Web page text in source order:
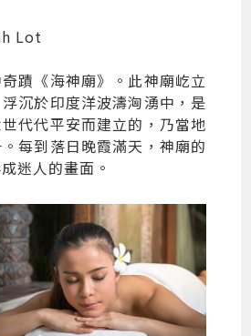
Lot
蹟《海神廟》。此神廟屹立
沉於印度洋波濤洶湧中，是
代代平安而建立的，乃當地
每到落日晚霞滿天，神廟的
迷人的畫面。